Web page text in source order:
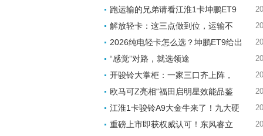
跑运输的兄弟请看江淮1卡坤鹏ET9
解放轻卡：这三点做到位，运输不
2026纯电轻卡怎么选？坤鹏ET9给出
“感觉”对路，就选领途
开骏铃大掌柜：一家三口齐上阵，
欧马可Z亮相“福田启明星效能品鉴
江淮1卡骏铃A9大金牛来了！九大硬
重磅上市即获权威认可！东风睿立